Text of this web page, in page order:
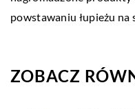
powstawaniu łupieżu na
ZOBACZ